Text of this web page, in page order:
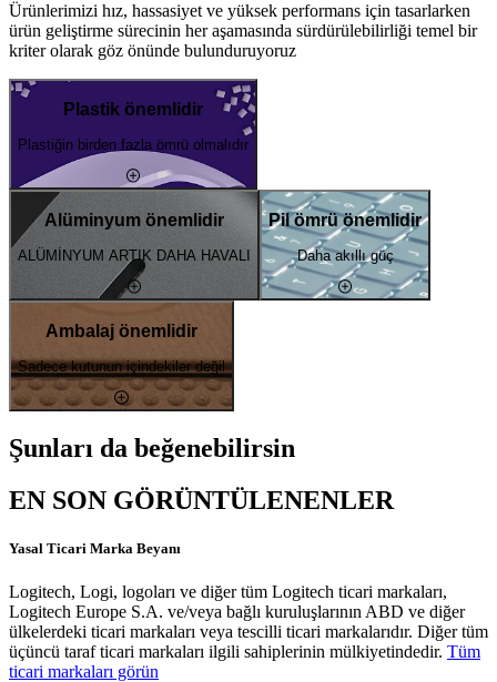
Ürünlerimizi hız, hassasiyet ve yüksek performans için tasarlarken
ürün geliştirme sürecinin her aşamasında sürdürülebilirliği temel bir
kriter olarak göz önünde bulunduruyoruz
Plastik önemlidir
Plastiğin birden fazla ömrü olmalıdır
Alüminyum önemlidir
ALÜMİNYUM ARTIK DAHA HAVALI
Pil ömrü önemlidir
Daha akıllı güç
Ambalaj önemlidir
Sadece kutunun içindekiler değil
Şunları da beğenebilirsin
EN SON GÖRÜNTÜLENENLER
Yasal Ticari Marka Beyanı
Logitech, Logi, logoları ve diğer tüm Logitech ticari markaları,
Logitech Europe S.A. ve/veya bağlı kuruluşlarının ABD ve diğer
ülkelerdeki ticari markaları veya tescilli ticari markalarıdır. Diğer tüm
üçüncü taraf ticari markaları ilgili sahiplerinin mülkiyetindedir. Tüm
ticari markaları görün